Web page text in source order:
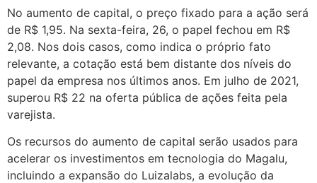
No aumento de capital, o preço fixado para a ação será
de R$ 1,95. Na sexta-feira, 26, o papel fechou em R$
2,08. Nos dois casos, como indica o próprio fato
relevante, a cotação está bem distante dos níveis do
papel da empresa nos últimos anos. Em julho de 2021,
superou R$ 22 na oferta pública de ações feita pela
varejista.
Os recursos do aumento de capital serão usados para
acelerar os investimentos em tecnologia do Magalu,
incluindo a expansão do Luizalabs, a evolução da